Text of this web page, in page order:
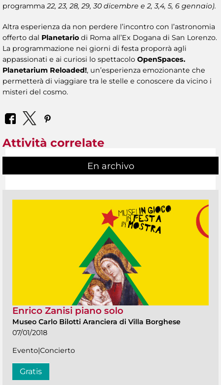
programma 22, 23, 28, 29, 30 dicembre e 2, 3,4, 5, 6 gennaio).
Altra esperienza da non perdere l’incontro con l’astronomia
offerto dal Planetario di Roma all’Ex Dogana di San Lorenzo.
La programmazione nei giorni di festa proporrà agli
appassionati e ai curiosi lo spettacolo OpenSpaces.
Planetarium Reloaded!, un’esperienza emozionante che
permetterà di viaggiare tra le stelle e conoscere da vicino i
misteri del cosmo.
Attività correlate
En archivo
Enrico Zanisi piano solo
Museo Carlo Bilotti Aranciera di Villa Borghese
07/01/2018
Evento|Concierto
Gratis